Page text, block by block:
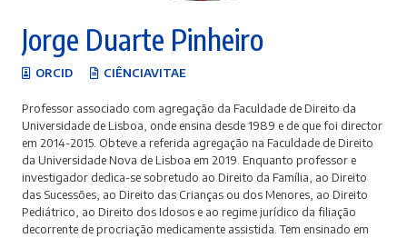
Jorge Duarte Pinheiro
ORCID CIÊNCIAVITAE
Professor associado com agregação da Faculdade de Direito da
Universidade de Lisboa, onde ensina desde 1989 e de que foi director
em 2014-2015. Obteve a referida agregação na Faculdade de Direito
da Universidade Nova de Lisboa em 2019. Enquanto professor e
investigador dedica-se sobretudo ao Direito da Família, ao Direito
das Sucessões, ao Direito das Crianças ou dos Menores, ao Direito
Pediátrico, ao Direito dos Idosos e ao regime jurídico da filiação
decorrente de procriação medicamente assistida. Tem ensinado em